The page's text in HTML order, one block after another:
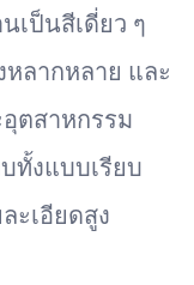
เป็นสีเดี่ยว ๆ
ลากหลาย และ
ตสาหกรรม
ทั้งแบบเรียบ
ะเอียดสูง